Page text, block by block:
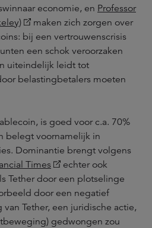
economie, en Professor
maken zich zorgen over
bij een vertrouwenscrisis
een schok veroorzaken
uiteindelijk leidt tot
belastingbetalers moeten
is goed voor c.a. 70%
belegt voornamelijk in
Dominantie brengt volgens
Times
echter ook
Tether door een plotselinge
door een negatief
Tether, een juridische actie,
gedwongen zou